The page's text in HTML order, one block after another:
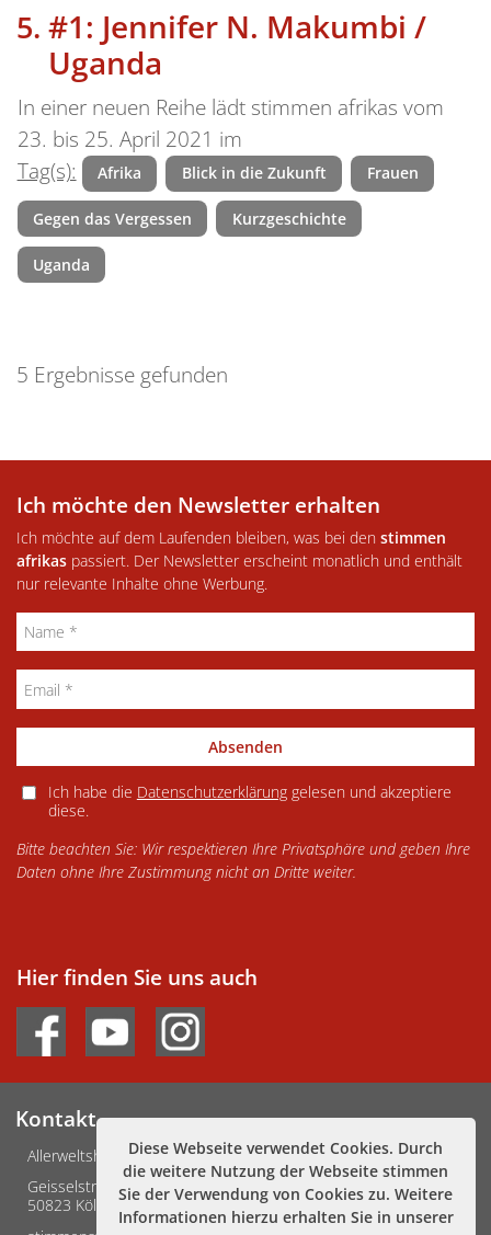
Diese Webseite verwendet Cookies. Durch
die weitere Nutzung der Webseite stimmen
Sie der Verwendung von Cookies zu. Weitere
Informationen hierzu erhalten Sie in unserer
#1: Jennifer N. Makumbi /
Uganda
In einer neuen Reihe lädt stimmen afrikas vom
23. bis 25. April 2021 im
Tag(s):
Afrika Blick in die Zukunft Frauen
Gegen das Vergessen Kurzgeschichte
Uganda
5 Ergebnisse gefunden
Ich möchte den Newsletter erhalten
Ich möchte auf dem Laufenden bleiben, was bei den stimmen
afrikas passiert. Der Newsletter erscheint monatlich und enthält
nur relevante Inhalte ohne Werbung.
Absenden
Ich habe die Datenschutzerklärunggelesen und akzeptiere
diese.
Bitte beachten Sie: Wir respektieren Ihre Privatsphäre und geben Ihre
Daten ohne Ihre Zustimmung nicht an Dritte weiter.
Hier finden Sie uns auch
Kontakt
Allerweltshaus Köln e.V.
Geisselstraße 3-5
50823 Köln